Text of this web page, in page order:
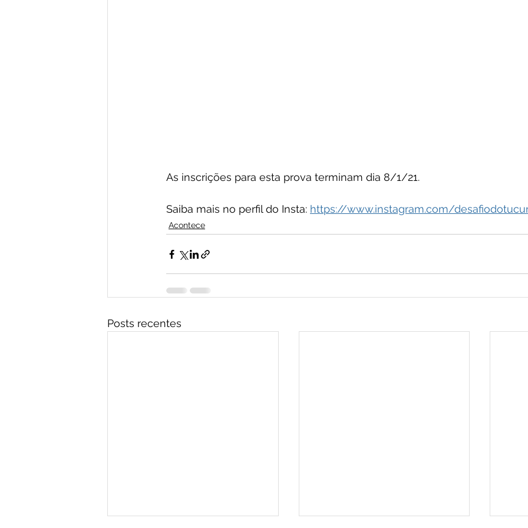
As inscrições para esta prova terminam dia 8/1/21.
Saiba mais no perfil do Insta: https://www.instagram.com/
Acontece
Posts recentes